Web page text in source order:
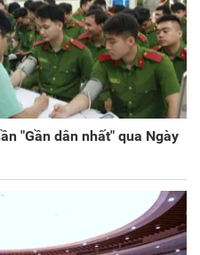
"Gần dân nhất" qua Ngày